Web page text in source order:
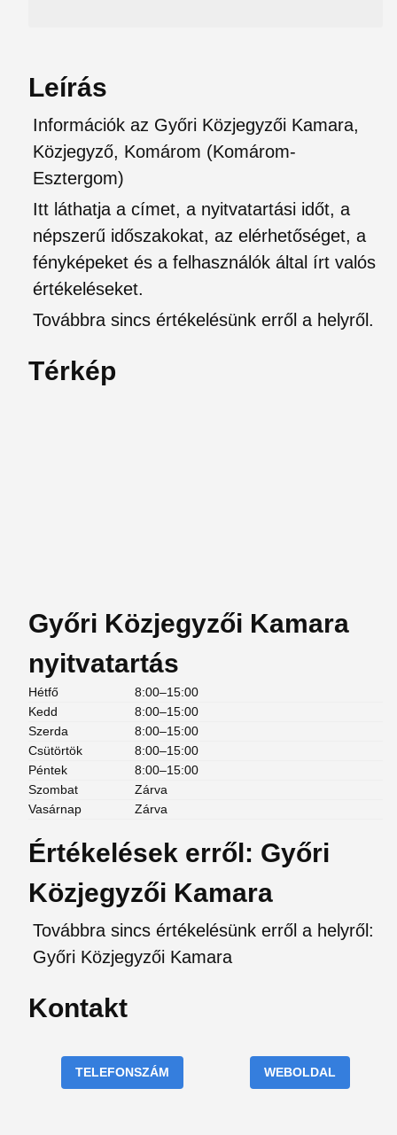
Leírás
Információk az Győri Közjegyzői Kamara,
Közjegyző, Komárom (Komárom-
Esztergom)
Itt láthatja a címet, a nyitvatartási időt, a
népszerű időszakokat, az elérhetőséget, a
fényképeket és a felhasználók által írt valós
értékeléseket.
Továbbra sincs értékelésünk erről a helyről.
Térkép
Győri Közjegyzői Kamara
nyitvatartás
Hétfő
8:00–15:00
Kedd
8:00–15:00
Szerda
8:00–15:00
Csütörtök
8:00–15:00
Péntek
8:00–15:00
Szombat
Zárva
Vasárnap
Zárva
Értékelések erről: Győri
Közjegyzői Kamara
Továbbra sincs értékelésünk erről a helyről:
Győri Közjegyzői Kamara
Kontakt
TELEFONSZÁM WEBOLDAL